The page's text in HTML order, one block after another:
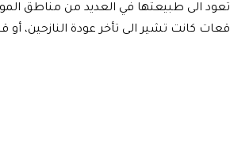
تعود الى طبيعتها في العديد من مناطق
كانت تشير الى تأخر عودة النازحين، أو